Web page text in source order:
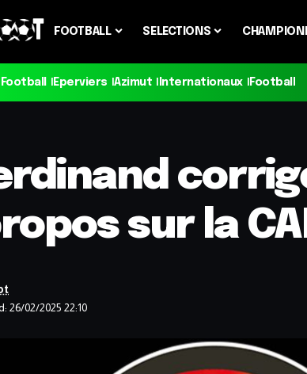
FOOTBALL SELECTIONS
Football Eperviers Azimut Internationaux Football
sur la
26/02/2025 22:10